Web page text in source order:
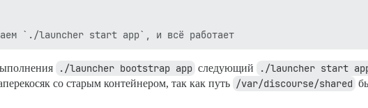
./launcher bootstrap app следующий ./launcher start
со старым контейнером, так как путь /var/discourse/shared